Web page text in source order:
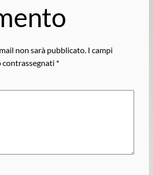
non sarà pubblicato. I campi
*